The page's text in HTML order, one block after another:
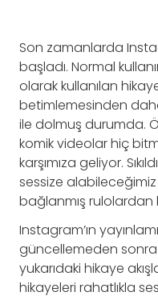
Son zamanlarda
başladı. Normal
olarak kullanılan
betimlemesinden
ile dolmuş durumda.
komik videolar hiç
karşımıza geliyor.
sessize
bağlanmış rulolardan
Instagram’ın
güncellemeden
yukarıdaki hikaye
hikayeleri rahatlıkla